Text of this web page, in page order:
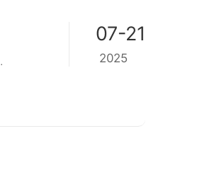
07-21
2025